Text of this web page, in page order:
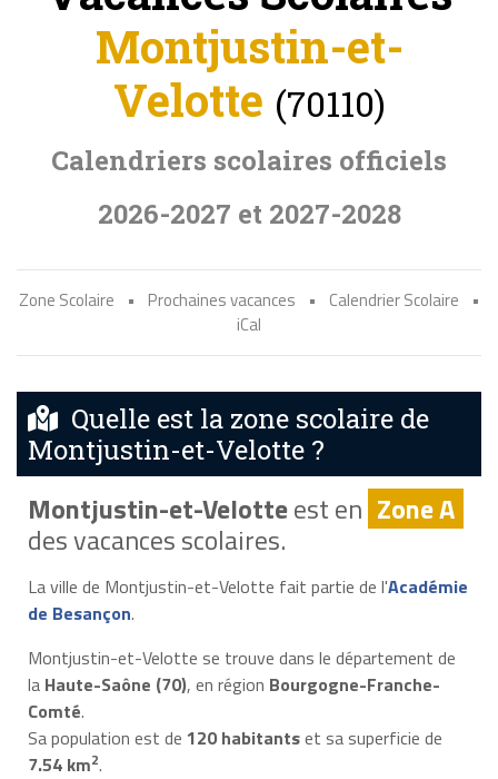
Montjustin-et-
Velotte (70110)
Calendriers scolaires officiels
2026-2027 et 2027-2028
Zone Scolaire • Prochaines vacances • Calendrier Scolaire
•
iCal
Quelle est la zone scolaire de
Montjustin-et-Velotte ?
Montjustin-et-Velotteest en Zone A
des vacances scolaires.
La ville de Montjustin-et-Velotte fait partie de l'Académie
de Besançon.
Montjustin-et-Velotte se trouve dans le département de
la Haute-Saône (70), en région Bourgogne-Franche-
Comté.
Sa population est de 120 habitantset sa superficie de
7.54 km2.